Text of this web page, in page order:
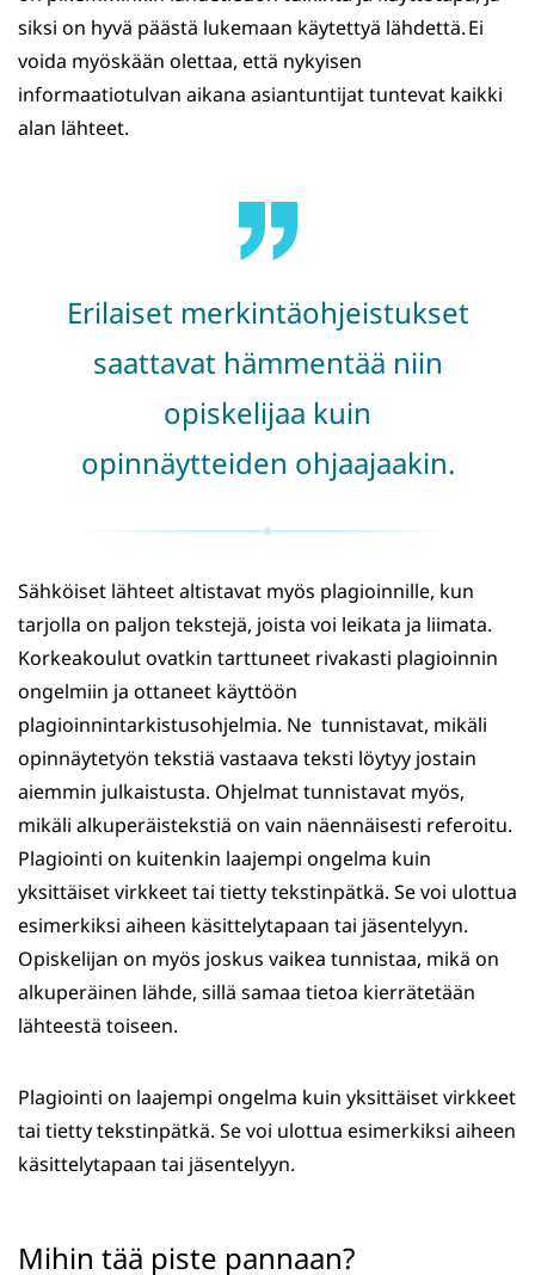
siksi on hyvä päästä lukemaan käytettyä lähdettä. Ei
voida myöskään olettaa, että nykyisen
informaatiotulvan aikana asiantuntijat tuntevat kaikki
alan lähteet.
Erilaiset merkintäohjeistukset
saattavat hämmentää niin
opiskelijaa kuin
opinnäytteiden ohjaajaakin.
Sähköiset lähteet altistavat myös plagioinnille, kun
tarjolla on paljon tekstejä, joista voi leikata ja liimata.
Korkeakoulut ovatkin tarttuneet rivakasti plagioinnin
ongelmiin ja ottaneet käyttöön
plagioinnintarkistusohjelmia. Ne tunnistavat, mikäli
opinnäytetyön tekstiä vastaava teksti löytyy jostain
aiemmin julkaistusta. Ohjelmat tunnistavat myös,
mikäli alkuperäistekstiä on vain näennäisesti referoitu.
Plagiointi on kuitenkin laajempi ongelma kuin
yksittäiset virkkeet tai tietty tekstinpätkä. Se voi ulottua
esimerkiksi aiheen käsittelytapaan tai jäsentelyyn.
Opiskelijan on myös joskus vaikea tunnistaa, mikä on
alkuperäinen lähde, sillä samaa tietoa kierrätetään
lähteestä toiseen.
Plagiointi on laajempi ongelma kuin yksittäiset virkkeet
tai tietty tekstinpätkä. Se voi ulottua esimerkiksi aiheen
käsittelytapaan tai jäsentelyyn.
Mihin tää piste pannaan?